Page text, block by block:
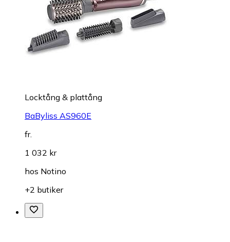
Locktång & plattång
BaByliss AS960E
fr.
1 032 kr
hos Notino
+2 butiker